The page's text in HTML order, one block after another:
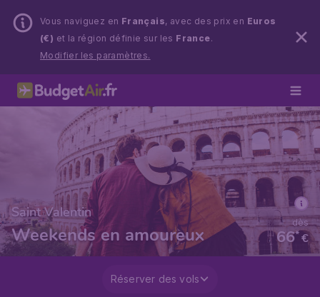
Vous naviguez en Français, avec des prix en Euros
(€) et la région définie sur les France.
Modifier les paramètres.
Saint Valentin
Weekends en amoureux €
66*
dès
Réserver des vols